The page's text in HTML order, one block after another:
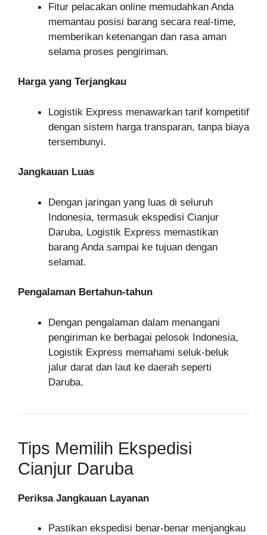
Fitur pelacakan online memudahkan Anda
memantau posisi barang secara real-time,
memberikan ketenangan dan rasa aman
selama proses pengiriman.
Harga yang Terjangkau
Logistik Express menawarkan tarif kompetitif
dengan sistem harga transparan, tanpa biaya
tersembunyi.
Jangkauan Luas
Dengan jaringan yang luas di seluruh
Indonesia, termasuk ekspedisi Cianjur
Daruba, Logistik Express memastikan
barang Anda sampai ke tujuan dengan
selamat.
Pengalaman Bertahun-tahun
Dengan pengalaman dalam menangani
pengiriman ke berbagai pelosok Indonesia,
Logistik Express memahami seluk-beluk
jalur darat dan laut ke daerah seperti
Daruba.
Tips Memilih Ekspedisi
Cianjur Daruba
Periksa Jangkauan Layanan
Pastikan ekspedisi benar-benar menjangkau